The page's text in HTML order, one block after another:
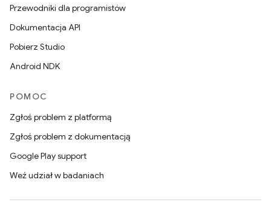
Przewodniki dla programistów
Dokumentacja API
Pobierz Studio
Android NDK
POMOC
Zgłoś problem z platformą
Zgłoś problem z dokumentacją
Google Play support
Weź udział w badaniach